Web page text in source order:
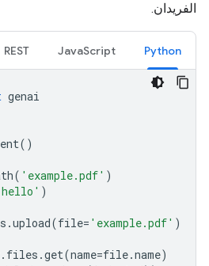
الفريدان.
Python
JavaScript
REST
genai
()
( 'example.pdf' )
)
.upload(file= 'example.pdf' )
. files .get(name=file.name)